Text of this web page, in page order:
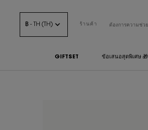
฿ - TH (TH) ร้านค้า ต้องการความช่ว
GIFTSET ข้อเสนอสุดพิเศษ 🎁